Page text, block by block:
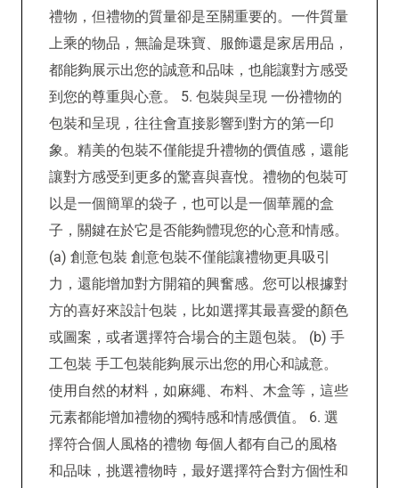
禮物，但禮物的質量卻是至關重要的。一件質量
上乘的物品，無論是珠寶、服飾還是家居用品，
都能夠展示出您的誠意和品味，也能讓對方感受
到您的尊重與心意。 5. 包裝與呈現 一份禮物的
包裝和呈現，往往會直接影響到對方的第一印
象。精美的包裝不僅能提升禮物的價值感，還能
讓對方感受到更多的驚喜與喜悅。禮物的包裝可
以是一個簡單的袋子，也可以是一個華麗的盒
子，關鍵在於它是否能夠體現您的心意和情感。
(a) 創意包裝 創意包裝不僅能讓禮物更具吸引
力，還能增加對方開箱的興奮感。您可以根據對
方的喜好來設計包裝，比如選擇其最喜愛的顏色
或圖案，或者選擇符合場合的主題包裝。 (b) 手
工包裝 手工包裝能夠展示出您的用心和誠意。
使用自然的材料，如麻繩、布料、木盒等，這些
元素都能增加禮物的獨特感和情感價值。 6. 選
擇符合個人風格的禮物 每個人都有自己的風格
和品味，挑選禮物時，最好選擇符合對方個性和